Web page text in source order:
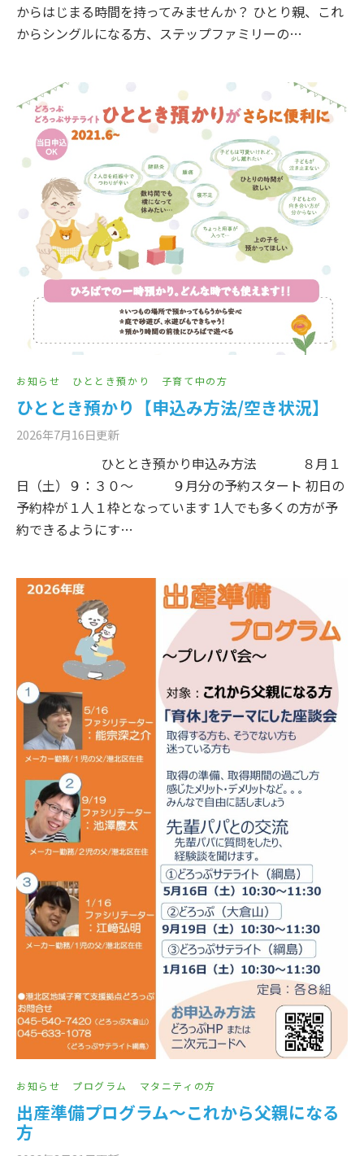
からはじまる時間を持ってみませんか？ ひとり親、これ
からシングルになる方、ステップファミリーの…
お知らせ ひととき預かり 子育て中の方
ひととき預かり【申込み方法/空き状況】
2026年7月16日更新
ひととき預かり申込み方法 ８月１
日（土）９：３０～ ９月分の予約スタート 初日の
予約枠が１人１枠となっています 1人でも多くの方が予
約できるようにす…
お知らせ プログラム マタニティの方
出産準備プログラム～これから父親になる
方